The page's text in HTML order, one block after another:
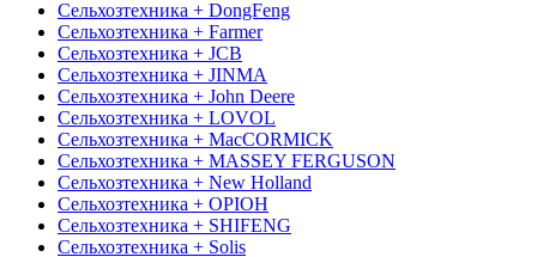
Сельхозтехника + DongFeng
Сельхозтехника + Farmer
Сельхозтехника + JCB
Сельхозтехника + JINMA
Сельхозтехника + John Deere
Сельхозтехника + LOVOL
Сельхозтехника + MacCORMICK
Сельхозтехника + MASSEY FERGUSON
Сельхозтехника + New Holland
Сельхозтехника + OРІОН
Сельхозтехника + SHIFENG
Сельхозтехника + Solis